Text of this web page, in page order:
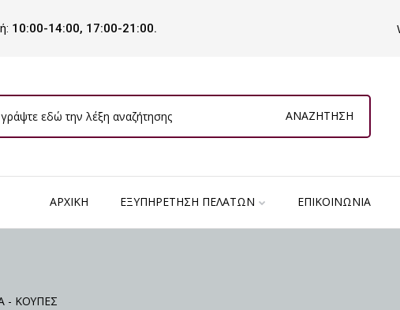
10:00-14:00, 17:00-21:00.
ΑΝΑΖΉΤΗΣΗ
ΑΡΧΙΚΉ ΕΞΥΠΗΡΈΤΗΣΗ ΠΕΛΑΤΏΝ ΕΠΙΚΟΙΝΩΝΊΑ
- ΚΟΥΠΕΣ